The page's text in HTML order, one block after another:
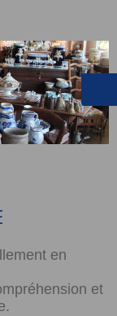
en
et